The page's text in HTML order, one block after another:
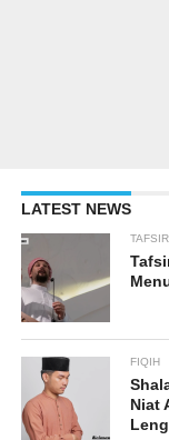
LATEST NEWS
FIQIH
Niat